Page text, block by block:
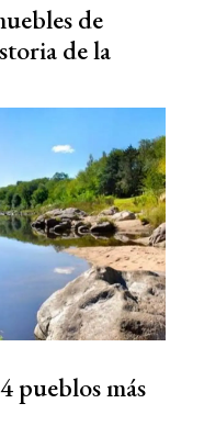
de
de la
pueblos más